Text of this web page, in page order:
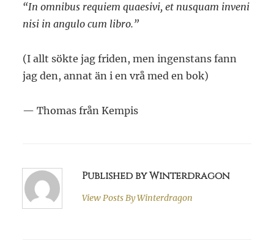
“In omnibus requiem quaesivi, et nusquam inveni
nisi in angulo cum libro.”
(I allt sökte jag friden, men ingenstans fann
jag den, annat än i en vrå med en bok)
— Thomas från Kempis
Published by Winterdragon
View Posts ByWinterdragon